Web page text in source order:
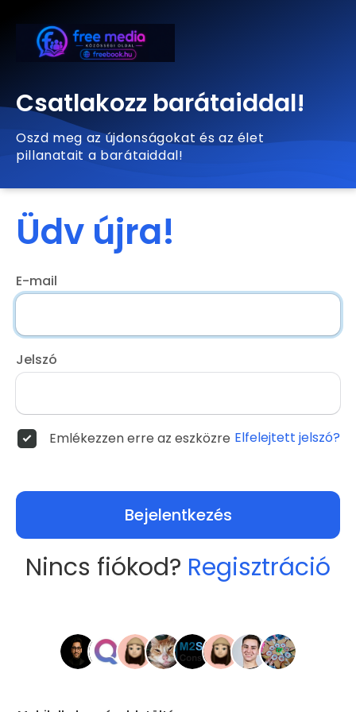
Csatlakozz barátaiddal!
Oszd meg az újdonságokat és az élet
pillanatait a barátaiddal!
Üdv újra!
E-mail
Jelszó
Emlékezzen erre az eszközre Elfelejtett jelszó?
Bejelentkezés
Nincs fiókod? Regisztráció